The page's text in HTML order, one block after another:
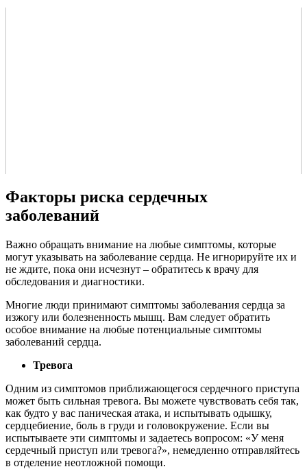
Факторы риска сердечных
заболеваний
Важно обращать внимание на любые симптомы, которые
могут указывать на заболевание сердца. Не игнорируйте их и
не ждите, пока они исчезнут – обратитесь к врачу для
обследования и диагностики.
Многие люди принимают симптомы заболевания сердца за
изжогу или болезненность мышц. Вам следует обратить
особое внимание на любые потенциальные симптомы
заболеваний сердца.
Тревога
Одним из симптомов приближающегося сердечного приступа
может быть сильная тревога. Вы можете чувствовать себя так,
как будто у вас паническая атака, и испытывать одышку,
сердцебиение, боль в груди и головокружение. Если вы
испытываете эти симптомы и задаетесь вопросом: «У меня
сердечный приступ или тревога?», немедленно отправляйтесь
в отделение неотложной помощи.